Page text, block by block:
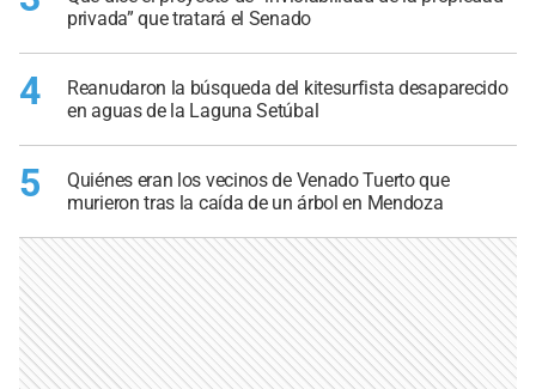
privada” que tratará el Senado
4
Reanudaron la búsqueda del kitesurfista desaparecido
en aguas de la Laguna Setúbal
5
Quiénes eran los vecinos de Venado Tuerto que
murieron tras la caída de un árbol en Mendoza